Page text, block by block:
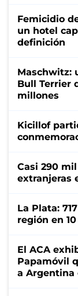
Femicidio
un hotel
definición
Maschwitz:
Bull Terrier
millones
Kicillof
Casi 290
extranjeras
La Plata:
región en
El ACA
Papamóvil
a Argentina